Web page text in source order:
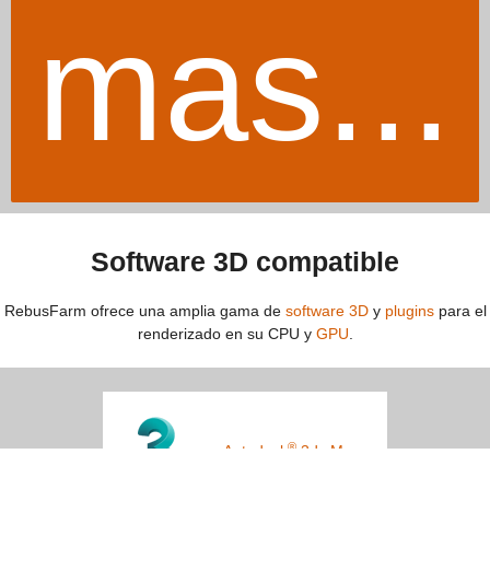
mas...
Software 3D compatible
RebusFarm ofrece una amplia gama de software 3Dy pluginspara el
renderizado en su CPU y GPU
Autodesk ® 3ds Max